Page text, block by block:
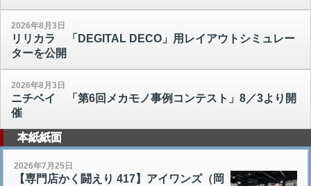
2026年8月3日
リリカラ 「DEGITAL DECO」用レイアウトシミュレー
ターを公開
2026年8月3日
ニチベイ 「第6回メカモノ事例コンテスト」8／3より開
催
本紙紙面
2026年7月25日
【専門店かく闘えり 417】アイワンズ（岡